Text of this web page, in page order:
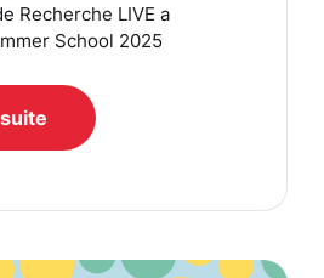
Recherche LIVE a
School 2025